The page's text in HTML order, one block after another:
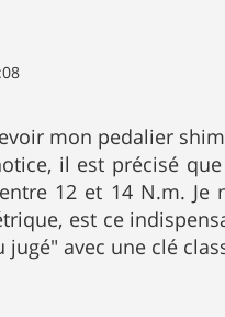
mon pedalier
il est précisé
12 et 14 N.m. Je
est ce
jugé" avec une clé